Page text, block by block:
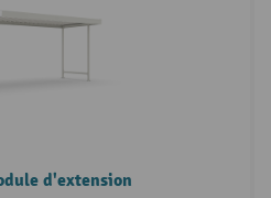
d'extension